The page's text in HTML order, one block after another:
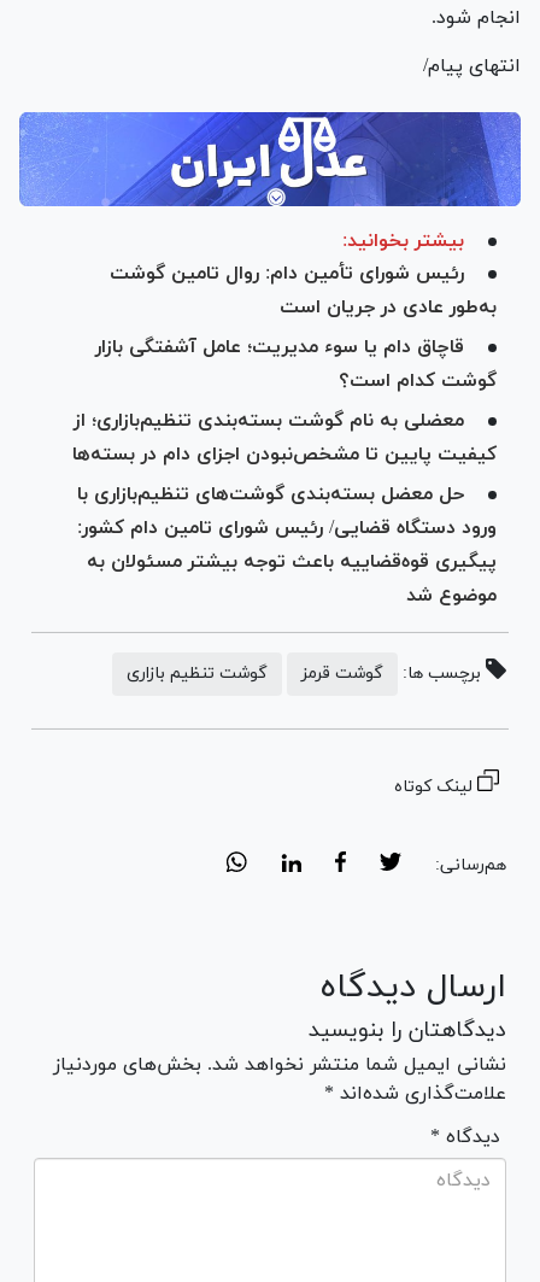
انجام شود.
انتهای پیام/
بیشتر بخوانید:
رئیس شورای تأمین دام: روال تامین گوشت
به‌طور عادی در جریان است
قاچاق دام یا سوء مدیریت؛ عامل آشفتگی بازار
گوشت کدام است؟
معضلی به نام گوشت بسته‌بندی تنظیم‌بازاری؛ از
کیفیت پایین تا مشخص‌نبودن اجزای دام در بسته‌ها
حل معضل بسته‌بندی گوشت‌های تنظیم‌بازاری با
ورود دستگاه قضایی/ رئیس شورای تامین دام کشور:
پیگیری قوه‌قضاییه باعث توجه بیشتر مسئولان به
موضوع شد
برچسب ها: گوشت قرمز گوشت تنظیم بازاری
لینک کوتاه
هم‌رسانی:
ارسال دیدگاه
دیدگاهتان را بنویسید
نشانی ایمیل شما منتشر نخواهد شد. بخش‌های موردنیاز
علامت‌گذاری شده‌اند *
* دیدگاه